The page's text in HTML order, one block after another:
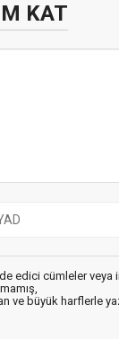
KAT
edici cümleler veya
ve büyük harflerle